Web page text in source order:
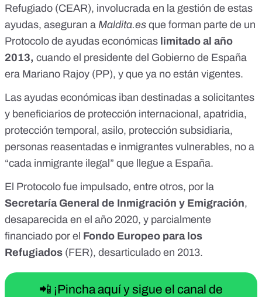
cotizado.
_____________________________________________________
_____________________________________________________
__________________ A los inmigrantes ilegales les dan
ayudas de 537 euros para alquilar una vivienda, un bono
transporte gratis por 6 meses o gafas y prótesis sin coste
https://www.instagram.com/reel/C_xBZ1iO-GN/
https://www.tiktok.com/@elnegacionista.ag/video/75439472
66009091350?_t=ZN-8zJyKJrUOe6&_r=1
https://www.facebook.com/share/v/1FM4ew3Jvk/
Refugiado (CEAR), involucrada en la gestión de estas
ayudas, aseguran a Maldita.es que forman parte de un
Protocolo de ayudas económicas limitado al año
2013, cuando el presidente del Gobierno de España
era Mariano Rajoy (PP), y que ya no están vigentes.
Las ayudas económicas iban destinadas a solicitantes
y beneficiarios de protección internacional, apatridia,
protección temporal, asilo, protección subsidiaria,
personas reasentadas e inmigrantes vulnerables, no a
“cada inmigrante ilegal” que llegue a España.
El Protocolo fue impulsado, entre otros, por la
Secretaría General de Inmigración y Emigración,
desaparecida en el año 2020, y parcialmente
financiado por el Fondo Europeo para los
Refugiados (FER), desarticulado en 2013.
📲 ¡Pincha aquí y sigue el canal de